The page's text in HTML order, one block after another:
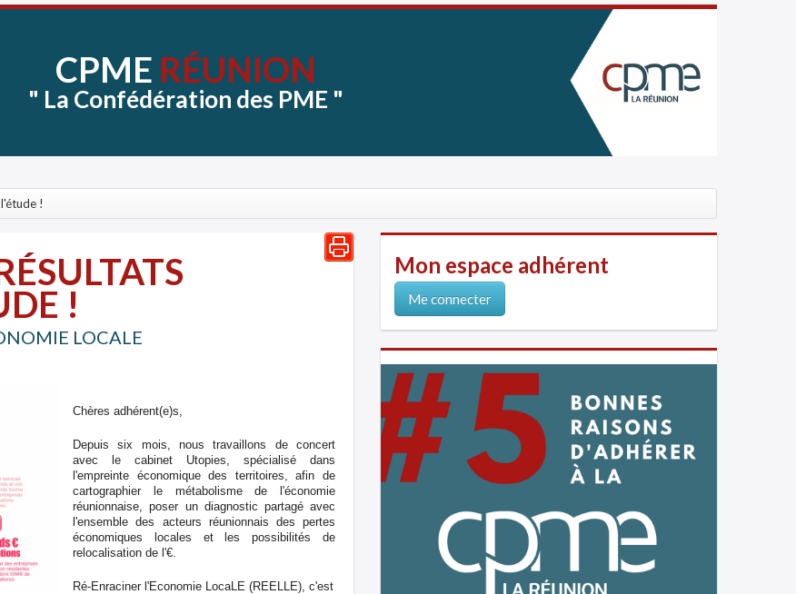
CPME RÉUNION
" La Confédération des PME "
!
!
LOCALE
Chères adhérent(e)s,
Depuis six mois, nous travaillons de concert
avec le cabinet Utopies, spécialisé dans
l'empreinte économique des territoires, afin de
cartographier le métabolisme de l'économie
réunionnaise, poser un diagnostic partagé avec
l'ensemble des acteurs réunionnais des pertes
économiques locales et les possibilités de
relocalisation de l'€.
Ré-Enraciner l'Economie LocaLE (REELLE), c'est
Mon espace adhérent
Me connecter